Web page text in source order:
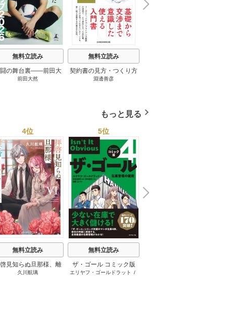
無料立読み
の舞台裏――前田大
が見たワールドカップ
前田大然
無料立読み
契約書の見方・つくり方
＜第３版＞ 1巻
淵邊善彦
N
e
x
t
もっと見る
4位
無料立読み
見知らぬ旦那様、離
婚していただきます
久川航璃
5位
無料立読み
ザ・ゴール コミック版
エリヤフ・ゴールドラット
/
N
e
x
t